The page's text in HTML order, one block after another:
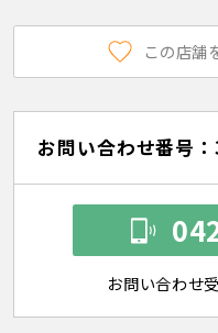
この店舗
お問い合わせ番号
お問い合わせ